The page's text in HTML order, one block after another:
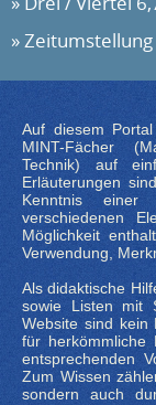
Zeitumstellung
Auf diesem
MINT-Fächer
Technik) auf
Erläuterungen
Kenntnis einer
verschiedenen
Möglichkeit
Verwendung,
Als didaktische
sowie Listen mit
Website sind
für herkömmliche
entsprechenden
Zum Wissen
sondern auch